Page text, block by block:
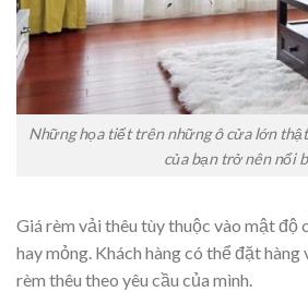
Những họa tiết trên những ô cửa lớn
của bạn trở nên nổi
Giá rèm vải thêu tùy thuộc vào mật độ
hay mỏng. Khách hàng có thể đặt
rèm thêu theo yêu cầu của mình.